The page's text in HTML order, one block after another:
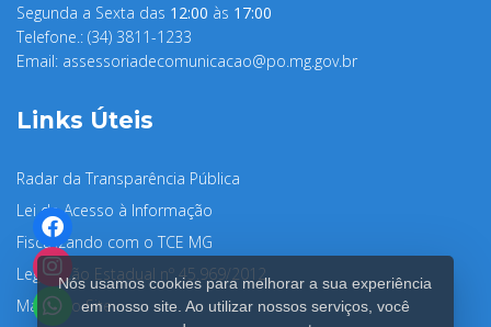
Segunda a Sexta das 12:00 às 17:00
Telefone.: (34) 3811-1233
Email: assessoriadecomunicacao@po.mg.gov.br
Links Úteis
Radar da Transparência Pública
Lei de Acesso à Informação
Fiscalizando com o TCE MG
Legislação Estadual nº 45.969/2012
Mapa do Site
Nós usamos cookies para melhorar a sua experiência
em nosso site. Ao utilizar nossos serviços, você